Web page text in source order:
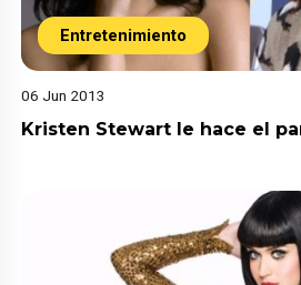
Entretenimiento
06 Jun 2013
Kristen Stewart le hace el